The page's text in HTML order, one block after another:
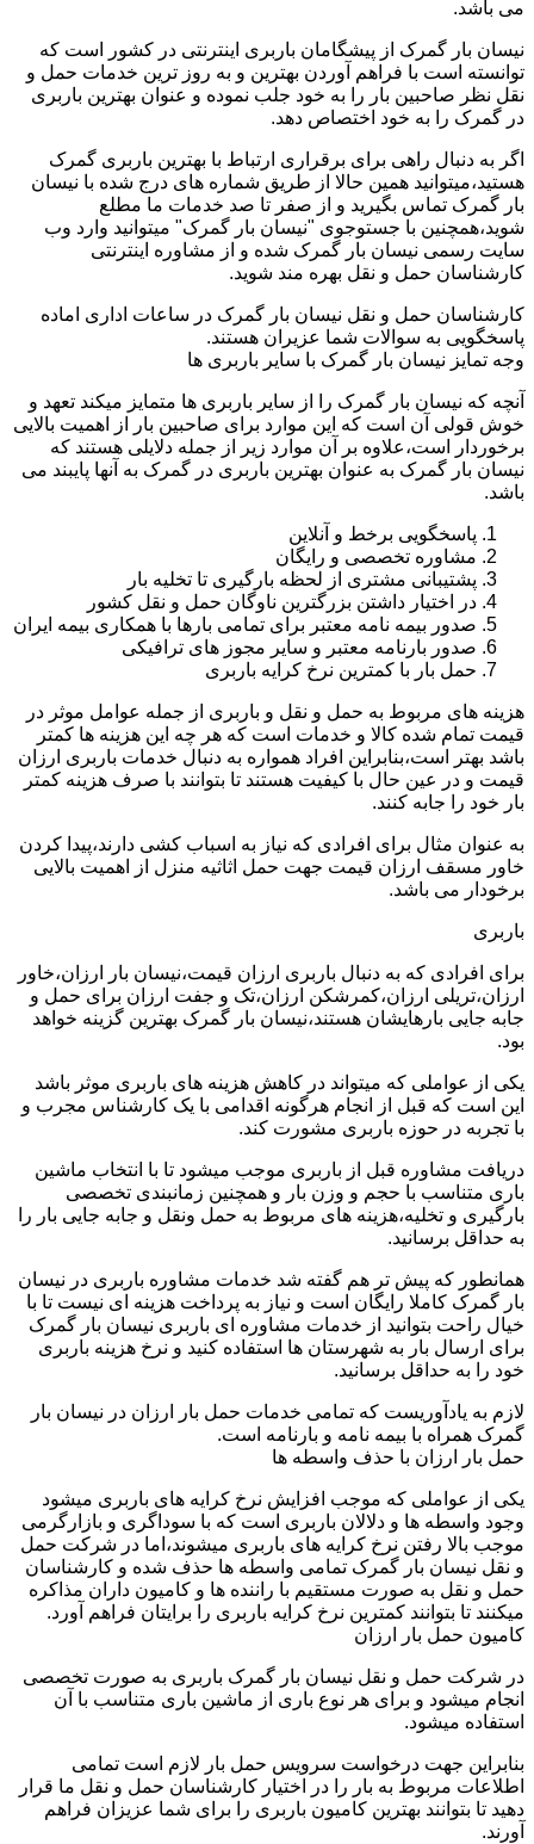
می باشد.
نیسان بار گمرک از پیشگامان باربری اینترنتی در کشور است که
توانسته است با فراهم آوردن بهترین و به روز ترین خدمات حمل و
نقل نظر صاحبین بار را به خود جلب نموده و عنوان بهترین باربری
در گمرک را به خود اختصاص دهد.
اگر به دنبال راهی برای برقراری ارتباط با بهترین باربری گمرک
هستید،میتوانید همین حالا از طریق شماره های درج شده با نیسان
بار گمرک تماس بگیرید و از صفر تا صد خدمات ما مطلع
شوید،همچنین با جستوجوی "نیسان بار گمرک" میتوانید وارد وب
سایت رسمی نیسان بار گمرک شده و از مشاوره اینترنتی
کارشناسان حمل و نقل بهره مند شوید.
کارشناسان حمل و نقل نیسان بار گمرک در ساعات اداری اماده
پاسخگویی به سوالات شما عزیران هستند.
وجه تمایز نیسان بار گمرک با سایر باربری ها
آنچه که نیسان بار گمرک را از سایر باربری ها متمایز میکند تعهد و
خوش قولی آن است که این موارد برای صاحبین بار از اهمیت بالایی
برخوردار است،علاوه بر آن موارد زیر از جمله دلایلی هستند که
نیسان بار گمرک به عنوان بهترین باربری در گمرک به آنها پایبند می
باشد.
پاسخگویی برخط و آنلاین
مشاوره تخصصی و رایگان
پشتیبانی مشتری از لحظه بارگیری تا تخلیه بار
در اختیار داشتن بزرگترین ناوگان حمل و نقل کشور
صدور بیمه نامه معتبر برای تمامی بارها با همکاری بیمه ایران
صدور بارنامه معتبر و سایر مجوز های ترافیکی
حمل بار با کمترین نرخ کرایه باربری
هزینه های مربوط به حمل و نقل و باربری از جمله عوامل موثر در
قیمت تمام شده کالا و خدمات است که هر چه این هزینه ها کمتر
باشد بهتر است،بنابراین افراد همواره به دنبال خدمات باربری ارزان
قیمت و در عین حال با کیفیت هستند تا بتوانند با صرف هزینه کمتر
بار خود را جابه کنند.
به عنوان مثال برای افرادی که نیاز به اسباب کشی دارند،پیدا کردن
خاور مسقف ارزان قیمت جهت حمل اثاثیه منزل از اهمیت بالایی
برخودار می باشد.
باربری
برای افرادی که به دنبال باربری ارزان قیمت،نیسان بار ارزان،خاور
ارزان،تریلی ارزان،کمرشکن ارزان،تک و جفت ارزان برای حمل و
جابه جایی بارهایشان هستند،نیسان بار گمرک بهترین گزینه خواهد
بود.
یکی از عواملی که میتواند در کاهش هزینه های باربری موثر باشد
این است که قبل از انجام هرگونه اقدامی با یک کارشناس مجرب و
با تجربه در حوزه باربری مشورت کند.
دریافت مشاوره قبل از باربری موجب میشود تا با انتخاب ماشین
باری متناسب با حجم و وزن بار و همچنین زمانبندی تخصصی
بارگیری و تخلیه،هزینه های مربوط به حمل ونقل و جابه جایی بار را
به حداقل برسانید.
همانطور که پیش تر هم گفته شد خدمات مشاوره باربری در نیسان
بار گمرک کاملا رایگان است و نیاز به پرداخت هزینه ای نیست تا با
خیال راحت بتوانید از خدمات مشاوره ای باربری نیسان بار گمرک
برای ارسال بار به شهرستان ها استفاده کنید و نرخ هزینه باربری
خود را به حداقل برسانید.
لازم به یادآوریست که تمامی خدمات حمل بار ارزان در نیسان بار
گمرک همراه با بیمه نامه و بارنامه است.
حمل بار ارزان با حذف واسطه ها
یکی از عواملی که موجب افزایش نرخ کرایه های باربری میشود
وجود واسطه ها و دلالان باربری است که با سوداگری و بازارگرمی
موجب بالا رفتن نرخ کرایه های باربری میشوند،اما در شرکت حمل
و نقل نیسان بار گمرک تمامی واسطه ها حذف شده و کارشناسان
حمل و نقل به صورت مستقیم با راننده ها و کامیون داران مذاکره
میکنند تا بتوانند کمترین نرخ کرایه باربری را برایتان فراهم آورد.
کامیون حمل بار ارزان
در شرکت حمل و نقل نیسان بار گمرک باربری به صورت تخصصی
انجام میشود و برای هر نوع باری از ماشین باری متناسب با آن
استفاده میشود.
بنابراین جهت درخواست سرویس حمل بار لازم است تمامی
اطلاعات مربوط به بار را در اختیار کارشناسان حمل و نقل ما قرار
دهید تا بتوانند بهترین کامیون باربری را برای شما عزیزان فراهم
آورند.